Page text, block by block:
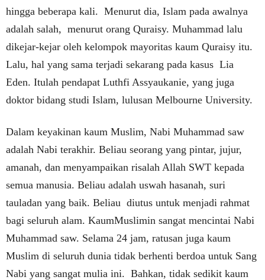
hingga beberapa kali. Menurut dia, Islam pada awalnya
adalah salah, menurut orang Quraisy. Muhammad lalu
dikejar-kejar oleh kelompok mayoritas kaum Quraisy itu.
Lalu, hal yang sama terjadi sekarang pada kasus Lia
Eden. Itulah pendapat Luthfi Assyaukanie, yang juga
doktor bidang studi Islam, lulusan Melbourne University.
Dalam keyakinan kaum Muslim, Nabi Muhammad saw
adalah Nabi terakhir. Beliau seorang yang pintar, jujur,
amanah, dan menyampaikan risalah Allah SWT kepada
semua manusia. Beliau adalah uswah hasanah, suri
tauladan yang baik. Beliau diutus untuk menjadi rahmat
bagi seluruh alam. KaumMuslimin sangat mencintai Nabi
Muhammad saw. Selama 24 jam, ratusan juga kaum
Muslim di seluruh dunia tidak berhenti berdoa untuk Sang
Nabi yang sangat mulia ini. Bahkan, tidak sedikit kaum